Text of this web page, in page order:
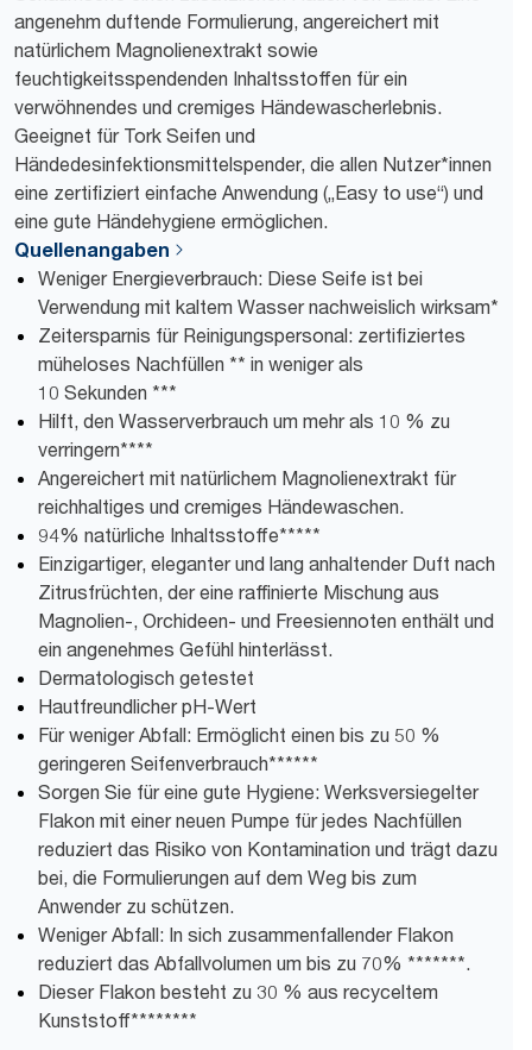
angenehm duftende Formulierung, angereichert mit
natürlichem Magnolienextrakt sowie
feuchtigkeitsspendenden Inhaltsstoffen für ein
verwöhnendes und cremiges Händewascherlebnis.
Geeignet für Tork Seifen und
Händedesinfektionsmittelspender, die allen Nutzer*innen
eine zertifiziert einfache Anwendung („Easy to use“) und
eine gute Händehygiene ermöglichen.
Quellenangaben
Weniger Energieverbrauch: Diese Seife ist bei
Verwendung mit kaltem Wasser nachweislich wirksam*
Zeitersparnis für Reinigungspersonal: zertifiziertes
müheloses Nachfüllen ** in weniger als
10 Sekunden ***
Hilft, den Wasserverbrauch um mehr als 10 % zu
verringern****
Angereichert mit natürlichem Magnolienextrakt für
reichhaltiges und cremiges Händewaschen.
94% natürliche Inhaltsstoffe*****
Einzigartiger, eleganter und lang anhaltender Duft nach
Zitrusfrüchten, der eine raffinierte Mischung aus
Magnolien-, Orchideen- und Freesiennoten enthält und
ein angenehmes Gefühl hinterlässt.
Dermatologisch getestet
Hautfreundlicher pH-Wert
Für weniger Abfall: Ermöglicht einen bis zu 50 %
geringeren Seifenverbrauch******
Sorgen Sie für eine gute Hygiene: Werksversiegelter
Flakon mit einer neuen Pumpe für jedes Nachfüllen
reduziert das Risiko von Kontamination und trägt dazu
bei, die Formulierungen auf dem Weg bis zum
Anwender zu schützen.
Weniger Abfall: In sich zusammenfallender Flakon
reduziert das Abfallvolumen um bis zu 70% *******.
Dieser Flakon besteht zu 30 % aus recyceltem
Kunststoff********